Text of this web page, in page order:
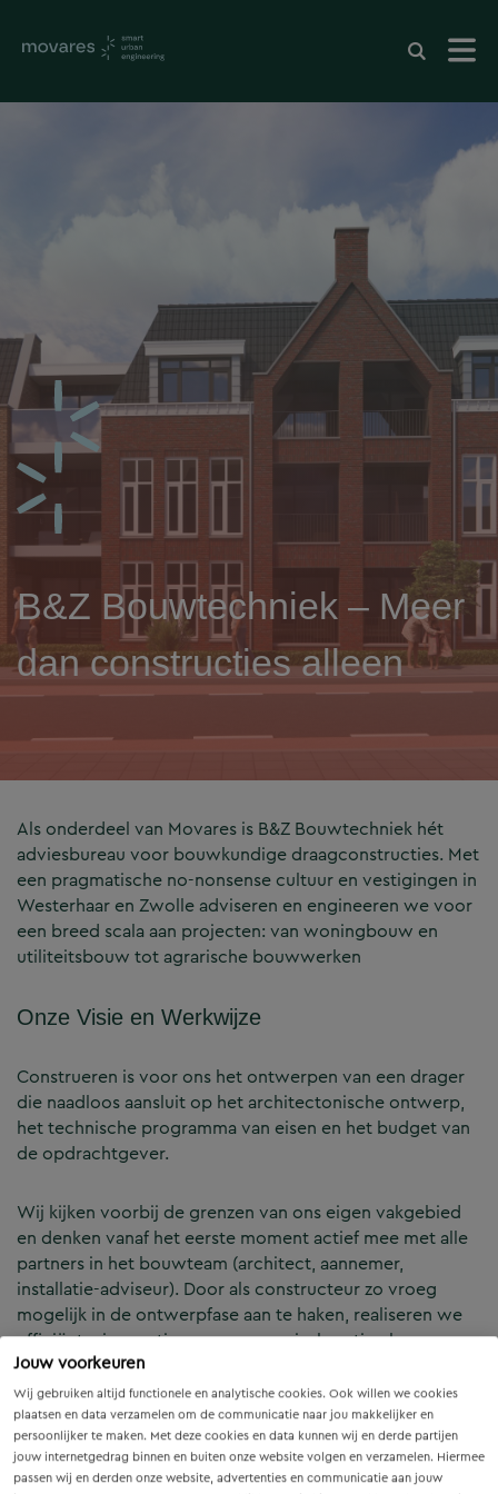
Jouw voorkeuren
Wij gebruiken altijd functionele en analytische cookies. Ook willen we cookies
plaatsen en data verzamelen om de communicatie naar jou makkelijker en
persoonlijker te maken. Met deze cookies en data kunnen wij en derde partijen
jouw internetgedrag binnen en buiten onze website volgen en verzamelen. Hiermee
passen wij en derden onze website, advertenties en communicatie aan jouw
B&Z Bouwtechniek – Meer
dan constructies alleen
Als onderdeel van Movares is B&Z Bouwtechniek hét
adviesbureau voor bouwkundige draagconstructies. Met
een pragmatische no-nonsense cultuur en vestigingen in
Westerhaar en Zwolle adviseren en engineeren we voor
een breed scala aan projecten: van woningbouw en
utiliteitsbouw tot agrarische bouwwerken
Onze Visie en Werkwijze
Construeren is voor ons het ontwerpen van een drager
die naadloos aansluit op het architectonische ontwerp,
het technische programma van eisen en het budget van
de opdrachtgever.
Wij kijken voorbij de grenzen van ons eigen vakgebied
en denken vanaf het eerste moment actief mee met alle
partners in het bouwteam (architect, aannemer,
installatie-adviseur). Door als constructeur zo vroeg
mogelijk in de ontwerpfase aan te haken, realiseren we
efficiënte, innovatieve en economisch optimale
constructies — voor zowel nieuwbouw als renovatie.
Onze Expertises en Activiteiten
B&Z Bouwtechniek verzorgt het volledige constructieve